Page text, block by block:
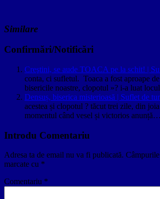
Similare
Confirmări/Notificări
Creştini, se aude TOACA pe la schit! |
conta, ci sufletul. Toaca a fost aproape
bisericile noastre, clopotul »? i-a luat
Densuș, biserica misterioasă | Suflet de
acestea și clopotul ? tăcut trei zile, din
momentul când vesel și victorios anunță…
Introdu Comentariu
Adresa ta de email nu va fi publicată.
marcate cu *
Comentariu *